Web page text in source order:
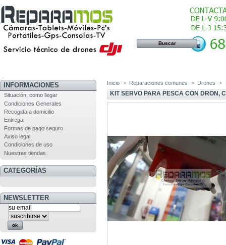
INFORMACIONES
Situación, como llegar
Condiciones Generales
Recogida a domicilio
Entrega
Formas de pago seguro
Aviso legal
Condiciones de uso
Nuestras tiendas
CATEGORÍAS
NEWSLETTER
Inicio > Reparaciones comunes > Drones >
KIT SERVO PARA PESCA CON DRON,